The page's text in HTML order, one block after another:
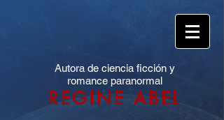
Autora de ciencia ficción y
romance paranormal
REGINE ABEL